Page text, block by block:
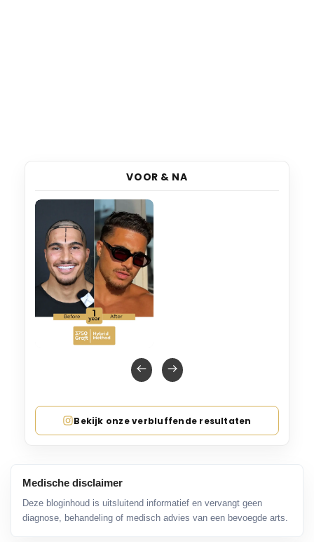
VOOR & NA
Bekijk onze verbluffende resultaten
Medische disclaimer
Deze bloginhoud is uitsluitend informatief en vervangt geen
diagnose, behandeling of medisch advies van een bevoegde arts.